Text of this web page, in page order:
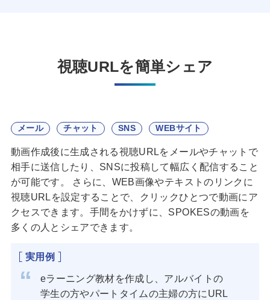
視聴URLを簡単シェア
メール チャット SNS WEBサイト
動画作成後に生成される視聴URLをメールやチャットで
相手に送信したり、SNSに投稿して幅広く配信すること
が可能です。 さらに、WEB画像やテキストのリンクに
視聴URLを設定することで、クリックひとつで動画にア
クセスできます。手間をかけずに、SPOKESの動画を
多くの人とシェアできます。
実用例
eラーニング教材を作成し、アルバイトの
学生の方やパートタイムの主婦の方にURL